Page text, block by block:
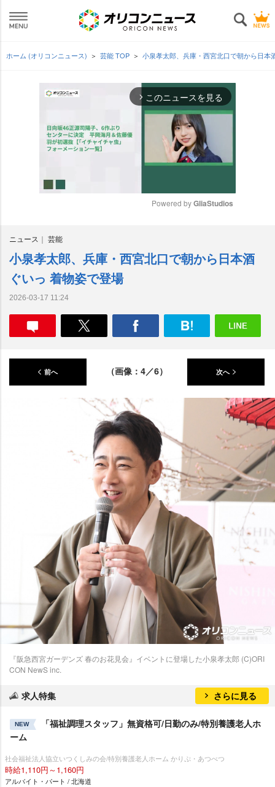
ホーム (オリコンニュース) 芸能 TOP 小泉孝太郎、兵庫・西宮北口で朝から日本
arrow_forward_ios このニュースを見る
e
Powered by GliaStudios
ニュース 芸能
小泉孝太郎、兵庫・西宮北口で朝から日本酒
ぐいっ 着物姿で登場
2026-03-17 11:24
前へ （画像：4／6） 次へ
『阪急西宮ガーデンズ 春のお花見会』イベントに登場した小泉孝太郎 (C)ORI
CON NewS inc.
求人特集 さらに見る
NEW
「福祉調理スタッフ」無資格可/日勤のみ/特別養護老人ホ
ーム
社会福祉法人協立いつくしみの会/特別養護老人ホーム かりぷ・あつべつ
時給1,110円～1,160円
アルバイト・パート / 北海道